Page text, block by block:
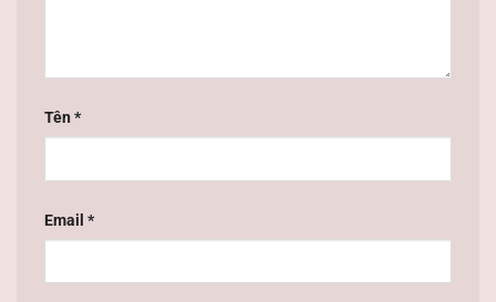
Tên *
Email *